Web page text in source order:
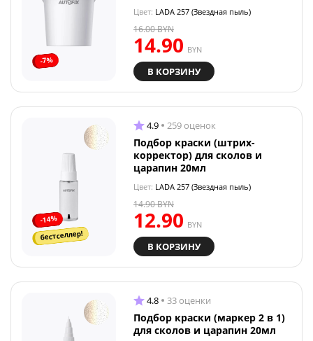
-7%
Цвет: LADA 257 (Звездная пыль)
14.90 BYN
16.00BYN
В КОРЗИНУ
-14%
бестселлер!
4.9 259 оценок
Подбор краски (штрих-
корректор) для сколов и
царапин 20мл
Цвет: LADA 257 (Звездная пыль)
12.90 BYN
14.90BYN
В КОРЗИНУ
4.8 33 оценки
Подбор краски (маркер 2 в 1)
для сколов и царапин 20мл